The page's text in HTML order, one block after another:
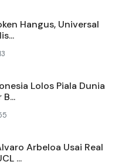
Hangus, Universal
Lolos Piala Dunia
Arbeloa Usai Real
...